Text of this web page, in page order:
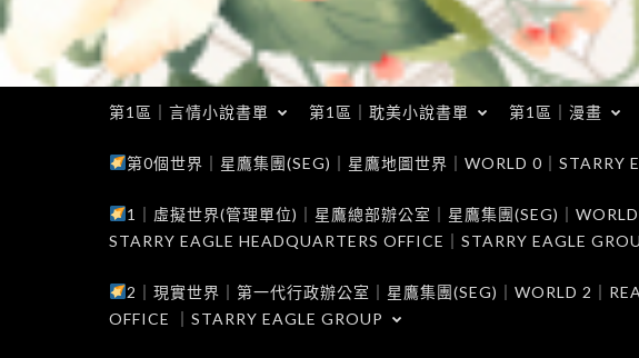
第1區｜言情小說書單 第1區｜耽美小說書單 第1區｜漫畫
第0個世界｜星鷹集團(SEG)｜星鷹地圖世界｜WORLD 0｜STARRY
1｜虛擬世界(管理單位)｜星鷹總部辦公室｜星鷹集團(SEG)｜
STARRY EAGLE HEADQUARTERS OFFICE｜STARRY EAGLE
2｜現實世界｜第一代行政辦公室｜星鷹集團(SEG)｜WORLD 2｜
OFFICE ｜STARRY EAGLE GROUP